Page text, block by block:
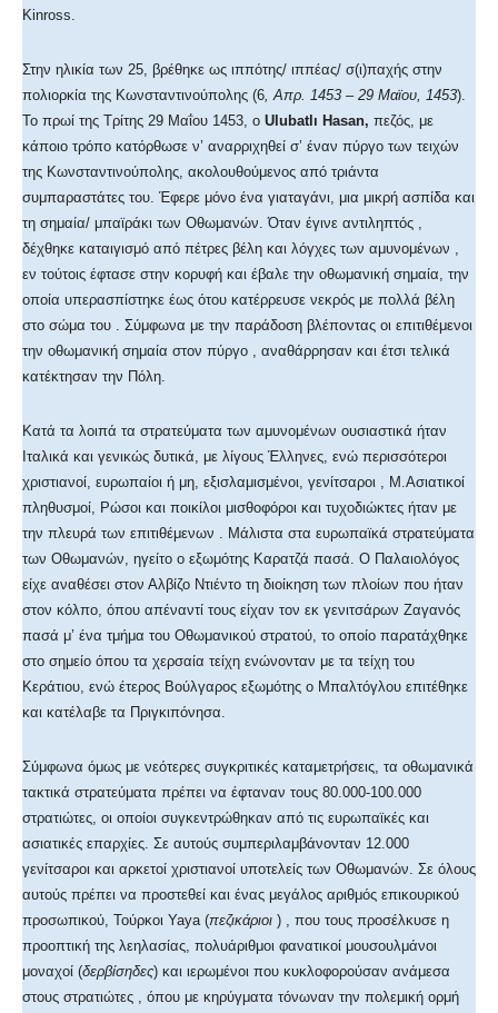
Kinross.
Στην ηλικία των 25, βρέθηκε ως ιππότης/ ιππέας/ σ(ι)παχής στην
πολιορκία της Κωνσταντινούπολης (6,Απρ. 1453 – 29 Μαϊου, 1453).
Το πρωί της Τρίτης 29 Μαΐου 1453, ο Ulubatlı Hasan, πεζός, με
κάποιο τρόπο κατόρθωσε ν’ αναρριχηθεί σ’ έναν πύργο των τειχών
της Κωνσταντινούπολης, ακολουθούμενος από τριάντα
συμπαραστάτες του. Έφερε μόνο ένα γιαταγάνι, μια μικρή ασπίδα και
τη σημαία/ μπαϊράκι των Οθωμανών. Όταν έγινε αντιληπτός ,
δέχθηκε καταιγισμό από πέτρες βέλη και λόγχες των αμυνομένων ,
εν τούτοις έφτασε στην κορυφή και έβαλε την οθωμανική σημαία, την
οποία υπερασπίστηκε έως ότου κατέρρευσε νεκρός με πολλά βέλη
στο σώμα του . Σύμφωνα με την παράδοση βλέποντας οι επιτιθέμενοι
την οθωμανική σημαία στον πύργο , αναθάρρησαν και έτσι τελικά
κατέκτησαν την Πόλη.
Κατά τα λοιπά τα στρατεύματα των αμυνομένων ουσιαστικά ήταν
Ιταλικά και γενικώς δυτικά, με λίγους Έλληνες, ενώ περισσότεροι
χριστιανοί, ευρωπαίοι ή μη, εξισλαμισμένοι, γενίτσαροι , Μ.Ασιατικοί
πληθυσμοί, Ρώσοι και ποικίλοι μισθοφόροι και τυχοδιώκτες ήταν με
την πλευρά των επιτιθέμενων . Μάλιστα στα ευρωπαϊκά στρατεύματα
των Οθωμανών, ηγείτο ο εξωμότης Καρατζά πασά. Ο Παλαιολόγος
είχε αναθέσει στον Αλβίζο Ντιέντο τη διοίκηση των πλοίων που ήταν
στον κόλπο, όπου απέναντί τους είχαν τον εκ γενιτσάρων Ζαγανός
πασά μ’ ένα τμήμα του Οθωμανικού στρατού, το οποίο παρατάχθηκε
στο σημείο όπου τα χερσαία τείχη ενώνονταν με τα τείχη του
Κεράτιου, ενώ έτερος Βούλγαρος εξωμότης ο Μπαλτόγλου επιτέθηκε
και κατέλαβε τα Πριγκιπόνησα.
Σύμφωνα όμως με νεότερες συγκριτικές καταμετρήσεις, τα οθωμανικά
τακτικά στρατεύματα πρέπει να έφταναν τους 80.000-100.000
στρατιώτες, οι οποίοι συγκεντρώθηκαν από τις ευρωπαϊκές και
ασιατικές επαρχίες. Σε αυτούς συμπεριλαμβάνονταν 12.000
γενίτσαροι και αρκετοί χριστιανοί υποτελείς των Οθωμανών. Σε όλους
αυτούς πρέπει να προστεθεί και ένας μεγάλος αριθμός επικουρικού
προσωπικού, Τούρκοι Yaya (πεζικάριοι ) , που τους προσέλκυσε η
προοπτική της λεηλασίας, πολυάριθμοι φανατικοί μουσουλμάνοι
μοναχοί (δερβίσηδες) και ιερωμένοι που κυκλοφορούσαν ανάμεσα
στους στρατιώτες , όπου με κηρύγματα τόνωναν την πολεμική ορμή